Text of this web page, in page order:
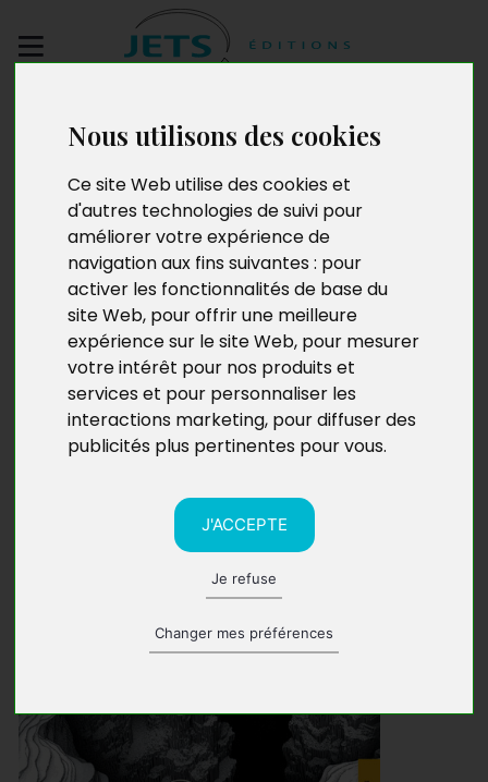
Nous utilisons des cookies
Ce site Web utilise des cookies et
d'autres technologies de suivi pour
améliorer votre expérience de
navigation aux fins suivantes : pour
activer les fonctionnalités de base du
site Web, pour offrir une meilleure
expérience sur le site Web, pour mesurer
votre intérêt pour nos produits et
services et pour personnaliser les
interactions marketing, pour diffuser des
publicités plus pertinentes pour vous.
J'ACCEPTE
Je refuse
Changer mes préférences
manuscrit
Un suicide